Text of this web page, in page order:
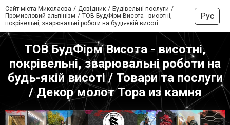
Сайт міста Миколаєва Довідник
Будівельні послуги
Промисловий альпінізм
ТОВ БудФірм Висота - висотні,
покрівельні, зварювальні роботи на будь-якій висоті
Рус
ТОВ БудФірм Висота - висотні,
покрівельні, зварювальні роботи на
будь-якій висоті / Товари та послуги
/ Декор молот Тора из камня